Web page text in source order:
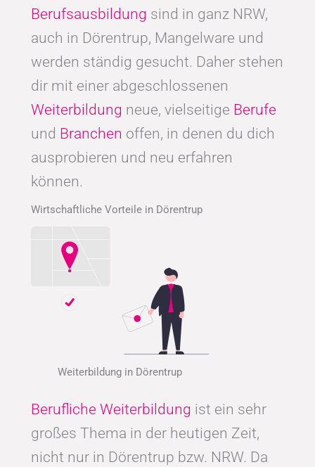
Berufsausbildung sind in ganz NRW,
auch in Dörentrup, Mangelware und
werden ständig gesucht. Daher stehen
dir mit einer abgeschlossenen
Weiterbildung neue, vielseitige Berufe
und Branchen offen, in denen du dich
ausprobieren und neu erfahren
können.
Wirtschaftliche Vorteile in Dörentrup
Weiterbildung in Dörentrup
Berufliche Weiterbildung ist ein sehr
großes Thema in der heutigen Zeit,
nicht nur in Dörentrup bzw. NRW. Da